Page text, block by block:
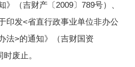
》（吉财产〔2009〕789号）、
印发<省直行政事业单位非办公
法>的通知》（吉财国资
时废止。